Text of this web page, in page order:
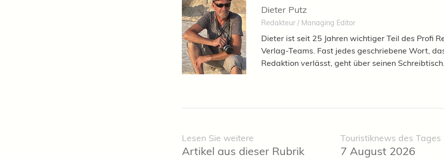
Dieter Putz
Redakteur / Managing Editor
Dieter ist seit 25 Jahren wichtiger Teil des Profi
Verlag-Teams. Fast jedes geschriebene Wort,
Redaktion verlässt, geht über seinen Schreibtisch.
Touristiknews des Tages
7 August 2026
Lesen Sie weitere
Artikel aus dieser Rubrik